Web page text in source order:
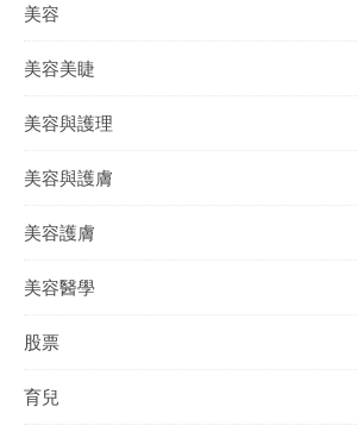
美容
美容美睫
美容與護理
美容與護膚
美容護膚
美容醫學
股票
育兒